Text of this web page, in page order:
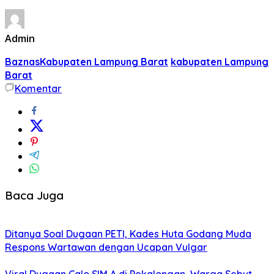
Admin
BaznasKabupaten Lampung Barat kabupaten Lampung
Barat
Komentar
Baca Juga
Ditanya Soal Dugaan PETI, Kades Huta Godang Muda
Respons Wartawan dengan Ucapan Vulgar